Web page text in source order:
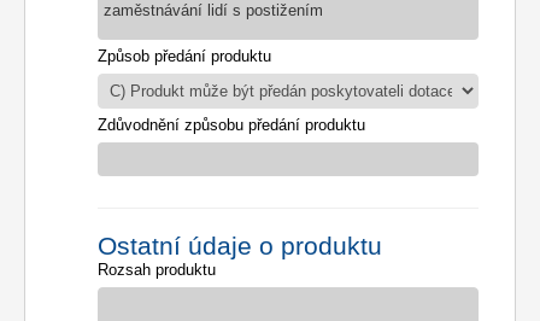
zaměstnávání lidí s postižením
Způsob předání produktu
Zdůvodnění způsobu předání produktu
Ostatní údaje o produktu
Rozsah produktu